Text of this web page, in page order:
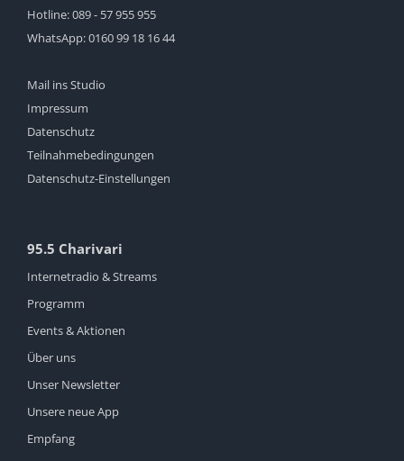
Hotline:089 - 57 955 955
WhatsApp:0160 99 18 16 44
Mail ins Studio
Impressum
Datenschutz
Teilnahmebedingungen
Datenschutz-Einstellungen
95.5 Charivari
Internetradio & Streams
Programm
Events & Aktionen
Über uns
Unser Newsletter
Unsere neue App
Empfang